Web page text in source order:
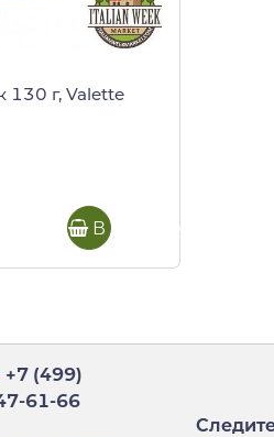
130 г, Valette
В корзину
+7 (499)
61-66